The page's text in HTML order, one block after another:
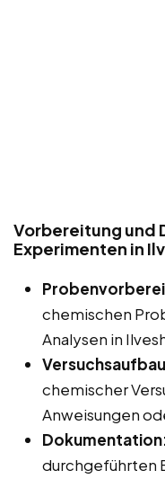
Vorbereitung und
Experimenten in
chemischen
Analysen in
chemischer
Anweisungen
durchgeführten